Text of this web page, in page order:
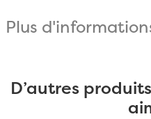
Plus
D’autres